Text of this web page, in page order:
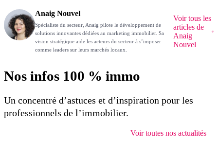
Anaig Nouvel
Spécialiste du secteur, Anaig pilote le développement de
solutions innovantes dédiées au marketing immobilier. Sa
vision stratégique aide les acteurs du secteur à s’imposer
comme leaders sur leurs marchés locaux.
Voir tous les
articles de
Anaig
Nouvel
Nos infos 100 % immo
Un concentré d’astuces et d’inspiration pour les
professionnels de l’immobilier.
Voir toutes nos actualités